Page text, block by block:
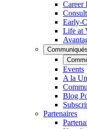
Career
Early-
Life at
Events
A la
Blog
Partenaires